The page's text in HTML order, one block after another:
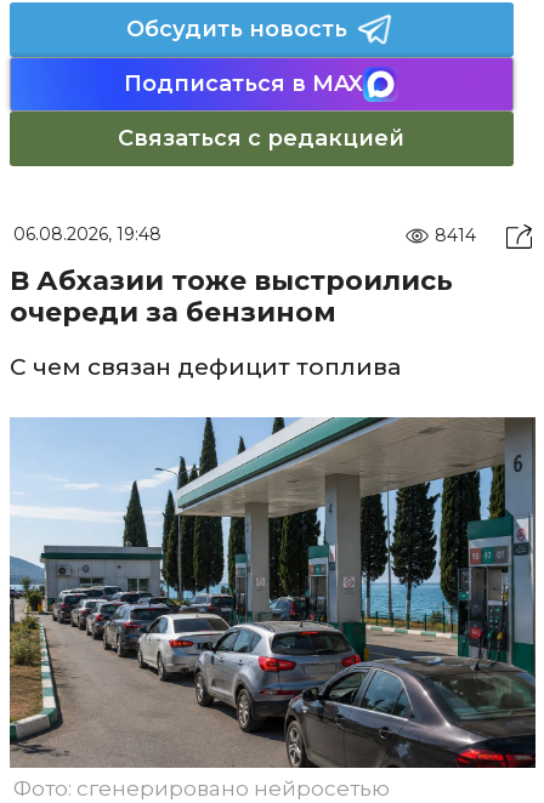
Обсудить новость
Подписаться в MAX
Связаться с редакцией
06.08.2026, 19:48 8414
В Абхазии тоже выстроились
очереди за бензином
С чем связан дефицит топлива
Фото: сгенерировано нейросетью